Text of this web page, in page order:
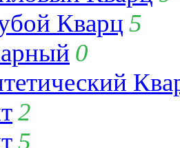
Кварц 5
0
2
5